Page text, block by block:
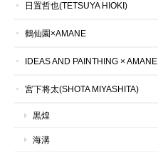
日置哲也(TETSUYA HIOKI)
鶴仙園×AMANE
IDEAS AND PAINTHING × AMANE
宮下将太(SHOTA MIYASHITA)
黒煌
海溝